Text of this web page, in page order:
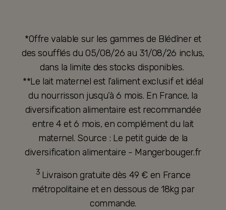
*Offre valable sur les gammes de Blédîner et
des soufflés du 05/08/26 au 31/08/26 inclus,
dans la limite des stocks disponibles.
**Le lait maternel est l’aliment exclusif et idéal
du nourrisson jusqu’à 6 mois. En France, la
diversification alimentaire est recommandée
entre 4 et 6 mois, en complément du lait
maternel. Source : Le petit guide de la
diversification alimentaire - Mangerbouger.fr
3 Livraison gratuite dès 49 € en France
métropolitaine et en dessous de 18kg par
commande.